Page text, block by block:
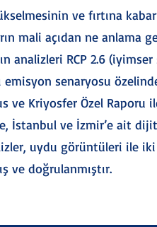
ve fırtına
mali açıdan ne
analizleri RCP 2.6
senaryosu
ve Kriyosfer Özel Raporu
İstanbul ve İzmir’e ait
uydu görüntüleri ile iki
ve doğrulanmıştır.